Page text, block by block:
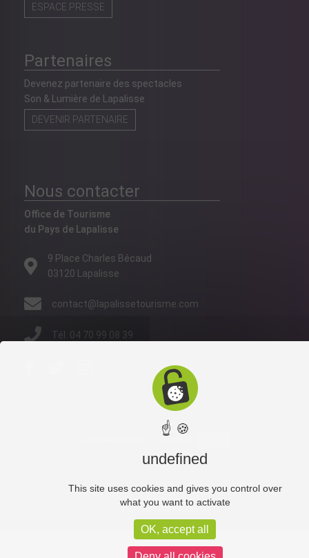
ESPACE PRESSE
Partenaires
Devenez partenaire des spectacles
Son & Lumière de Lapalisse
DEVENIR PARTENAIRE
Nous contacter
Office de Tourisme
du Pays de Lapalisse
9 Place Charles Bécaud
03120 Lapalisse
contact@lapalissetourisme.com
Tél. 04 70 99 08 39
Administration
Mentions légales
Politique de confidentialité
☝ 🍪
undefined
This site uses cookies and gives you control over
what you want to activate
OK, accept all